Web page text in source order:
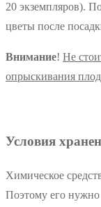
20 экземпляров).
цветы после
Внимание! Не
опрыскивания
Условия
Химическое
Поэтому его